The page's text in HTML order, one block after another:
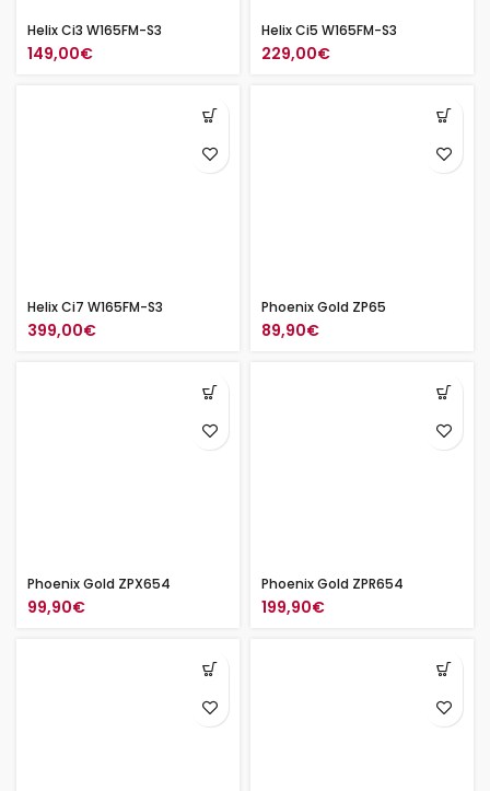
Helix Ci3 W165FM-S3
149,00€
Helix Ci5 W165FM-S3
229,00€
Helix Ci7 W165FM-S3
399,00€
Phoenix Gold ZP65
89,90€
Phoenix Gold ZPX654
99,90€
Phoenix Gold ZPR654
199,90€